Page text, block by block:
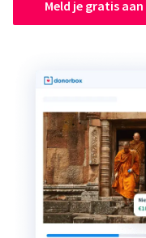
Meld je gratis aan